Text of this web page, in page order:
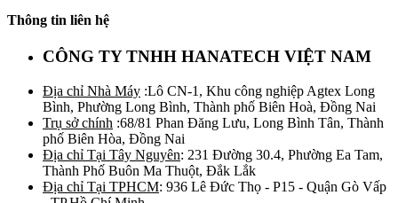
Thông tin liên hệ
CÔNG TY TNHH HANATECH VIỆT NAM
Địa chỉ Nhà Máy :Lô CN-1, Khu công nghiệp Agtex Long
Bình, Phường Long Bình, Thành phố Biên Hoà, Đồng Nai
Trụ sở chính :68/81 Phan Đăng Lưu, Long Bình Tân, Thành
phố Biên Hòa, Đồng Nai
Địa chỉ Tại Tây Nguyên: 231 Đường 30.4, Phường Ea Tam,
Thành Phố Buôn Ma Thuột, Đắk Lắk
Địa chỉ Tại TPHCM: 936 Lê Đức Thọ - P15 - Quận Gò Vấp